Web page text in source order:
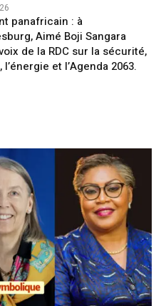
panafricain : à
Aimé Boji Sangara
de la RDC sur la sécurité,
et l’Agenda 2063.